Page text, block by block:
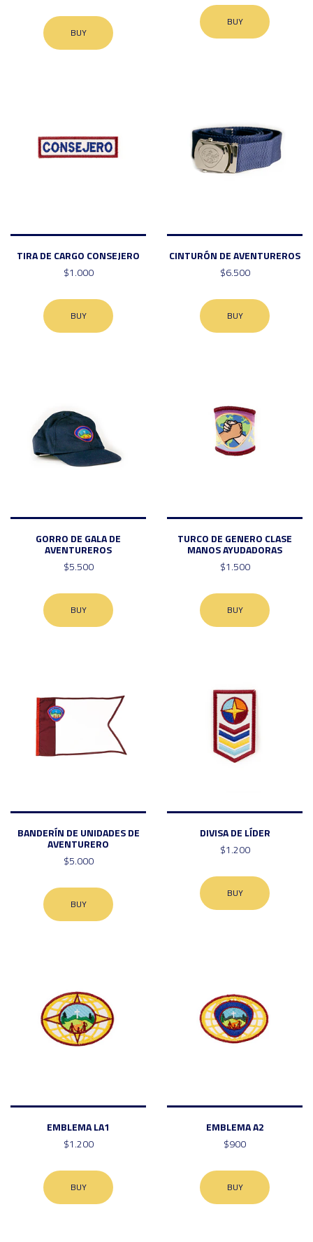
BUY
BUY
TIRA DE CARGO CONSEJERO
$1.000
BUY
CINTURÓN DE AVENTUREROS
$6.500
BUY
GORRO DE GALA DE
AVENTUREROS
$5.500
BUY
TURCO DE GENERO CLASE
MANOS AYUDADORAS
$1.500
BUY
BANDERÍN DE UNIDADES DE
AVENTURERO
$5.000
BUY
DIVISA DE LÍDER
$1.200
BUY
EMBLEMA LA1
$1.200
BUY
EMBLEMA A2
$900
BUY